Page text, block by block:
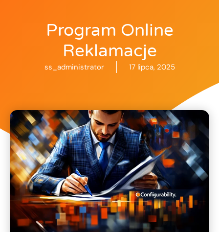
Program Online
Reklamacje
ss_administrator 17 lipca, 2025